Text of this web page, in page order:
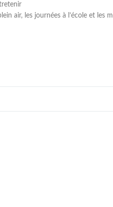
air, les journées à l’école et les